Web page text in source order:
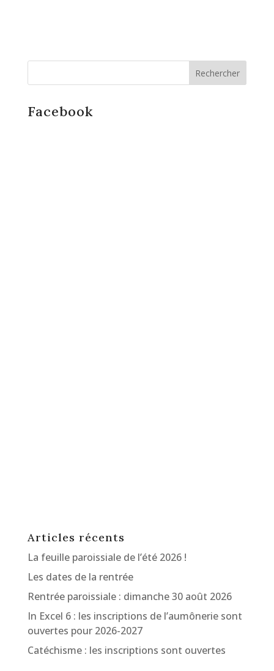
Facebook
Articles récents
La feuille paroissiale de l’été 2026 !
Les dates de la rentrée
Rentrée paroissiale : dimanche 30 août 2026
In Excel 6 : les inscriptions de l’aumônerie sont
ouvertes pour 2026-2027
Catéchisme : les inscriptions sont ouvertes